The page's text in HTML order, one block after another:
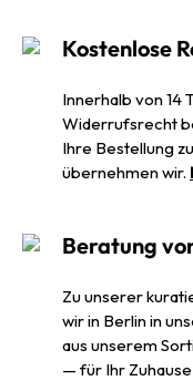
Kostenlose
Innerhalb von 14
Widerrufsrecht
Ihre Bestellung
übernehmen wir.
Beratung
Zu unserer
wir in Berlin in
aus unserem
— für Ihr